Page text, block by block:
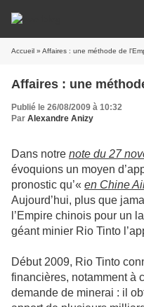
Accueil » Affaires : une méthode de
Affaires : une
Publié le 26/08/2009 à 10:32
Par Alexandre Anizy
Dans notre note du 27
évoquions un moyen
pronostic qu’« en Chine
Aujourd’hui, plus que
l’Empire chinois pour un
géant minier Rio Tinto
Début 2009, Rio Tinto
financières, notamment à
demande de minerai : il